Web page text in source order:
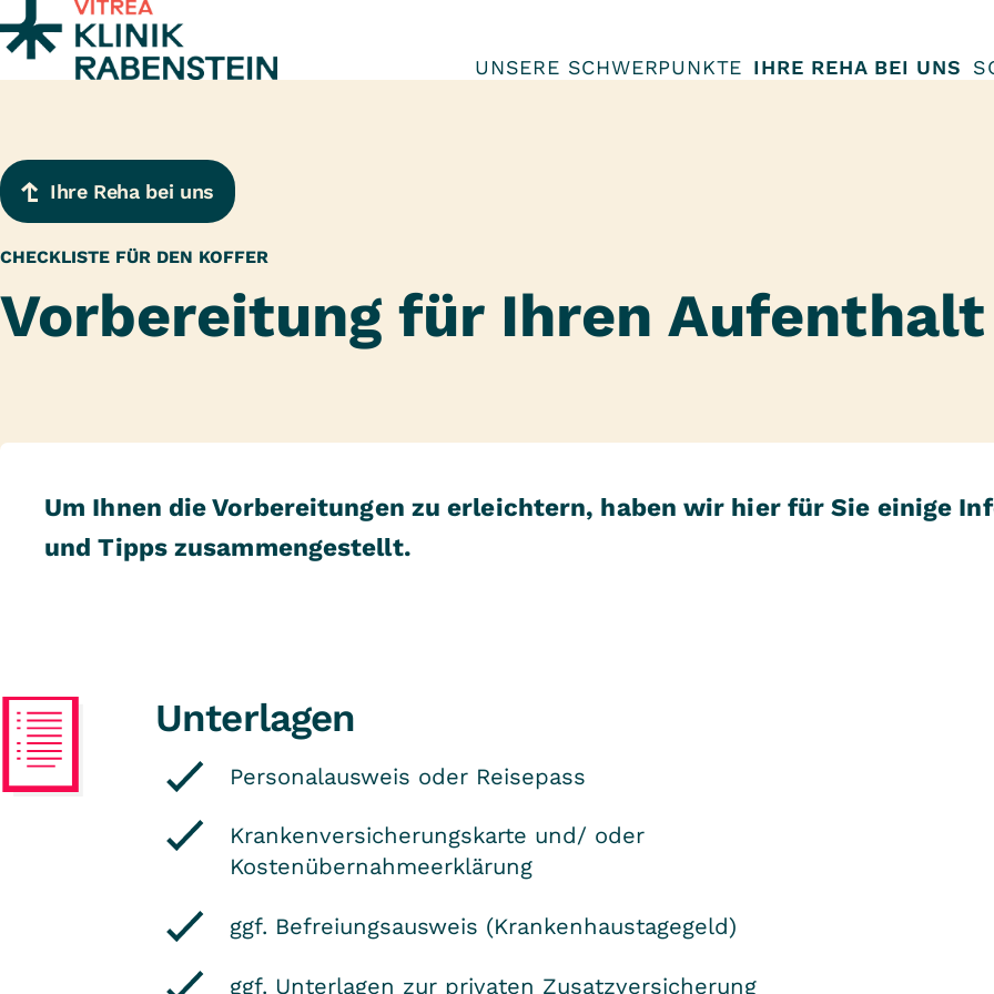
Zum Inhalt springen
UNSERE SCHWERPUNKTE IHRE REHA BEI UNS
Ihre Reha bei uns
CHECKLISTE FÜR DEN KOFFER
Vorbereitung für Ihren Aufenthalt
Um Ihnen die Vorbereitungen zu erleichtern, haben wir hier für Sie einige
und Tipps zusammengestellt.
Unterlagen
Personalausweis oder Reisepass
Krankenversicherungskarte und/ oder
Kostenübernahmeerklärung
ggf. Befreiungsausweis (Krankenhaustagegeld)
ggf. Unterlagen zur privaten Zusatzversicherung